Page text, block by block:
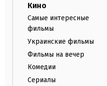
Кино
Самые интересные
фильмы
Украинские фильмы
Фильмы на вечер
Комедии
Сериалы